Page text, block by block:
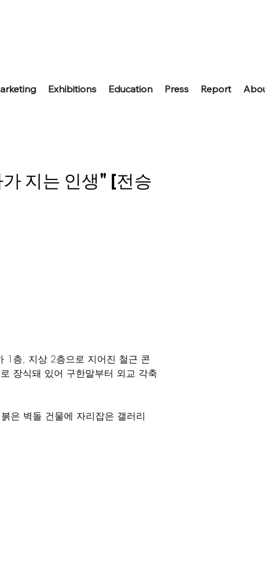
Exhibitions Education Press Report
지는 인생" [전승
1층, 지상 2층으로 지어진 철근 콘
장식돼 있어 구한말부터 외교 각축
은 벽돌 건물에 자리잡은 갤러리